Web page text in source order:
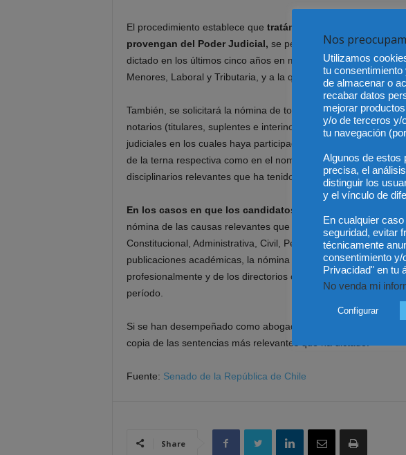
El procedimiento establece que tratándose de candidatos a
provengan del Poder Judicial, se pedirá una copia de las
dictado en los últimos cinco años en materia Constitucional,
Menores, Laboral y Tributaria, y a la que han concurrido con
También, se solicitará la nómina de todos los nombramientos
notarios (titulares, suplentes e interinos, y sus respectivas
judiciales en los cuales haya participado el candidato en los
de la terna respectiva como en el nombramiento, si
disciplinarios relevantes que ha tenido a su cargo en el mismo
En los casos en que los candidatos no formen parte del
nómina de las causas relevantes que hayan patrocinado en
Constitucional, Administrativa, Civil, Penal, de Familia y
publicaciones académicas, la nómina de los organismos,
profesionalmente y de los directorios o cargos directivos que
período.
Si se han desempeñado como abogados integrantes en alguna
copia de las sentencias más relevantes que ha dictado.
Fuente: Senado de la República de Chile
Share
Nos
Utilizamos
tu
de almacenar o
recabar datos
mejorar
y/o de terceros y/
tu navegación
Algunos de estos
precisa, el
distinguir los
y el vínculo de
En cualquier
seguridad, evitar
técnicamente
consentimiento y/
Privacidad" en tu
No venda mi
Configurar